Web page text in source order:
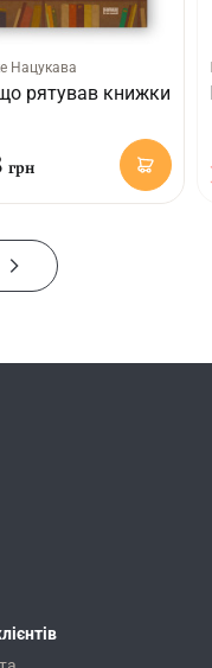
Нацукава
що рятував книжки
грн